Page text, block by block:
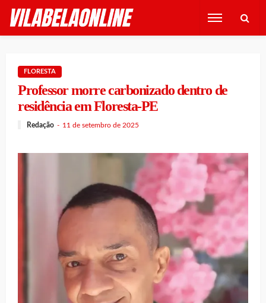
FLORESTA
Professor morre carbonizado dentro de
residência em Floresta-PE
Redação 11 de setembro de 2025